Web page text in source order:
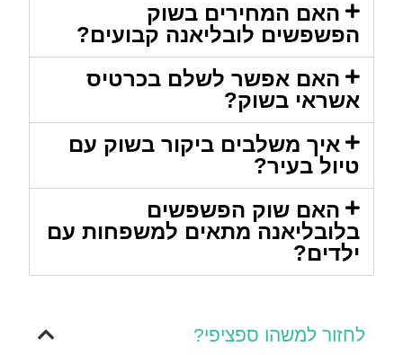
האם המחירים בשוק
הפשפשים לובליאנה קבועים?
האם אפשר לשלם בכרטיס
אשראי בשוק?
איך משלבים ביקור בשוק עם
טיול בעיר?
האם שוק הפשפשים
בלובליאנה מתאים למשפחות עם
ילדים?
לחזור למשהו ספציפי?